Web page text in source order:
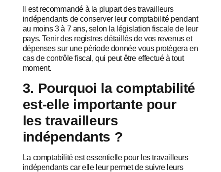
Il est recommandé à la plupart des travailleurs
indépendants de conserver leur comptabilité pendant
au moins 3 à 7 ans, selon la législation fiscale de leur
pays. Tenir des registres détaillés de vos revenus et
dépenses sur une période donnée vous protégera en
cas de contrôle fiscal, qui peut être effectué à tout
moment.
3. Pourquoi la comptabilité
est-elle importante pour
les travailleurs
indépendants ?
La comptabilité est essentielle pour les travailleurs
indépendants car elle leur permet de suivre leurs